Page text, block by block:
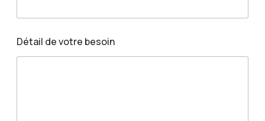
a
y
Détail de votre besoin